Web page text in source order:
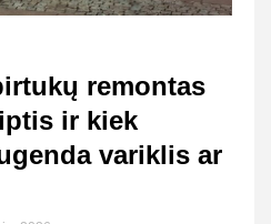
remontas
ir kiek
variklis ar